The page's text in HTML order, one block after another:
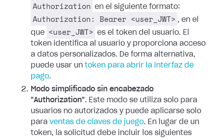
Authorization en el siguiente formato:
Authorization: Bearer <user_JWT> , en el
que
<user_JWT>
es el token del usuario. El
token identifica al usuario y proporciona acceso
a datos personalizados. De forma alternativa,
puede usar un token para abrir la interfaz de
pago.
Modo simplificado sin encabezado
"Authorization". Este modo se utiliza solo para
usuarios no autorizados y puede aplicarse solo
para ventas de claves de juego. En lugar de un
token, la solicitud debe incluir los siguientes